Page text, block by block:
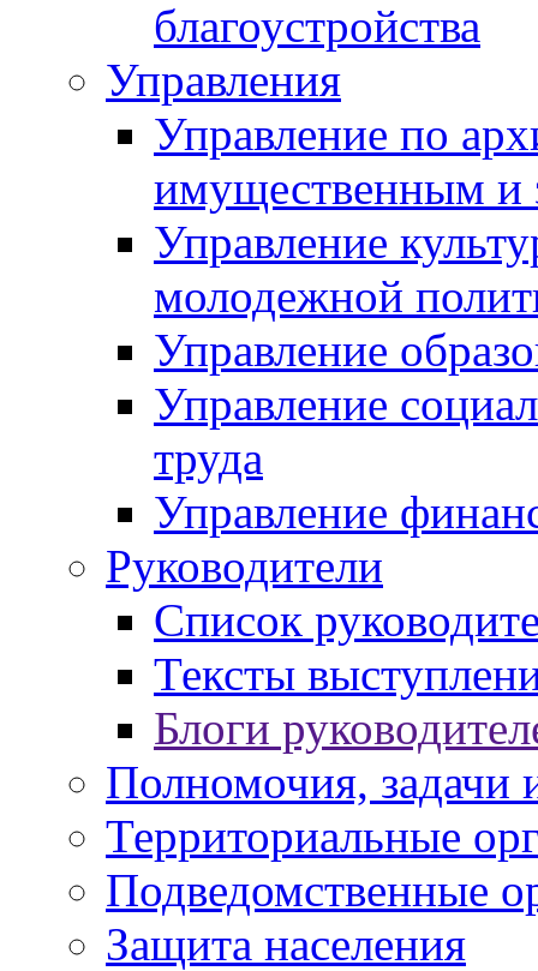
благоустройства
Управления
Управление по
имущественным и
Управление
молодежной
Управление
Управление
труда
Управление
Руководители
Список
Тексты
Блоги
Полномочия, задачи
Территориальные
Подведомственные
Защита населения